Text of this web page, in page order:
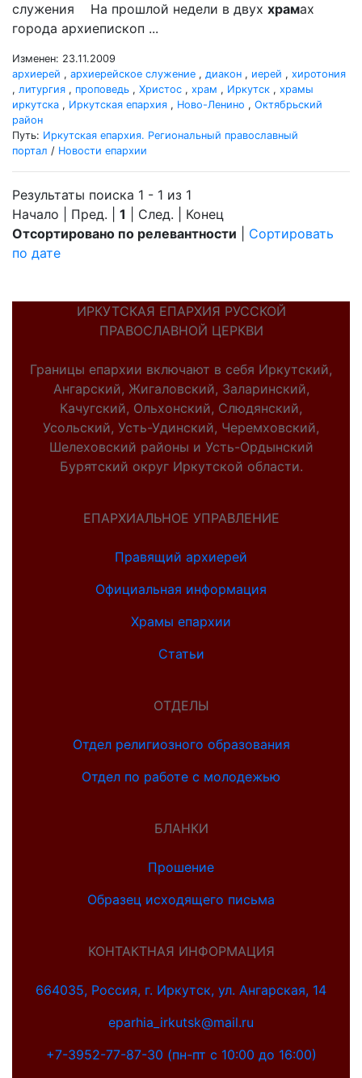
служения На прошлой недели в двух храмах
города архиепископ ...
Изменен: 23.11.2009
архиерей , архиерейское служение , диакон , иерей , хиротония
, литургия , проповедь , Христос , храм , Иркутск , храмы
иркутска , Иркутская епархия , Ново-Ленино , Октябрьский
район
Путь: Иркутская епархия. Региональный православный
портал / Новости епархии
Результаты поиска 1 - 1 из 1
Начало | Пред. | 1 | След. | Конец
Отсортировано по релевантности
Сортировать
по дате
ИРКУТСКАЯ ЕПАРХИЯ РУССКОЙ
ПРАВОСЛАВНОЙ ЦЕРКВИ
Границы епархии включают в себя Иркутский,
Ангарский, Жигаловский, Заларинский,
Качугский, Ольхонский, Слюдянский,
Усольский, Усть-Удинский, Черемховский,
Шелеховский районы и Усть-Ордынский
Бурятский округ Иркутской области.
ЕПАРХИАЛЬНОЕ УПРАВЛЕНИЕ
Правящий архиерей
Официальная информация
Храмы епархии
Статьи
ОТДЕЛЫ
Отдел религиозного образования
Отдел по работе с молодежью
БЛАНКИ
Прошение
Образец исходящего письма
КОНТАКТНАЯ ИНФОРМАЦИЯ
664035, Россия, г. Иркутск, ул. Ангарская, 14
eparhia_irkutsk@mail.ru
+7-3952-77-87-30 (пн-пт с 10:00 до 16:00)